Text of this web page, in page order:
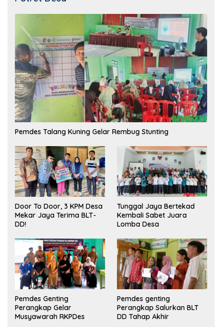
Pemdes Talang Kuning Gelar Rembug Stunting
Door To Door, 3 KPM Desa
Mekar Jaya Terima BLT-
DD!
Tunggal Jaya Bertekad
Kembali Sabet Juara
Lomba Desa
Pemdes Genting
Perangkap Gelar
Musyawarah RKPDes
Pemdes genting
Perangkap Salurkan BLT
DD Tahap Akhir